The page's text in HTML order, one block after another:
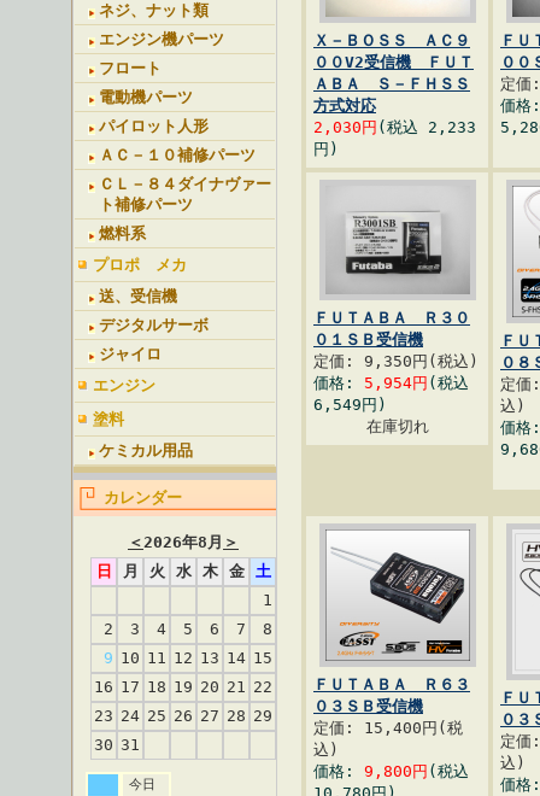
ネジ、ナット類
エンジン機パーツ
フロート
電動機パーツ
パイロット人形
ＡＣ－１０補修パーツ
ＣＬ－８４ダイナヴァー
ト補修パーツ
燃料系
プロポ メカ
送、受信機
デジタルサーボ
ジャイロ
エンジン
塗料
ケミカル用品
カレンダー
＜2026年8月 ＞
日
月 火 水 木 金
土
1
2
3 4 5 6 7
8
9 10 11 12 13 14 15
16 17 18 19 20 21 22
23 24 25 26 27 28 29
30 31
今日
Ｘ－ＢＯＳＳ ＡＣ９
００V2受信機 ＦＵＴ
ＡＢＡ Ｓ－ＦＨＳＳ
方式対応
2,030円 (税込 2,233
円)
Ｆ
００
定
価
ＦＵＴＡＢＡ Ｒ３０
０１ＳＢ受信機
定価: 9,350円(税込)
価格: 5,954円 (税込
6,549円)
在庫切れ
Ｆ
０８
定
込)
価
ＦＵＴＡＢＡ Ｒ６３
０３ＳＢ受信機
定価: 15,400円(税
込)
価格: 9,800円 (税込
Ｆ
０３
定
込)
価